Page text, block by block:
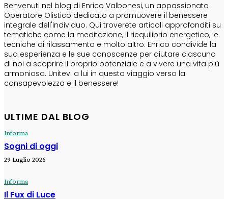
Benvenuti nel blog di Enrico Valbonesi, un appassionato
Operatore Olistico dedicato a promuovere il benessere
integrale dell'individuo. Qui troverete articoli approfonditi su
tematiche come la meditazione, il riequilibrio energetico, le
tecniche di rilassamento e molto altro. Enrico condivide la
sua esperienza e le sue conoscenze per aiutare ciascuno
di noi a scoprire il proprio potenziale e a vivere una vita più
armoniosa. Unitevi a lui in questo viaggio verso la
consapevolezza e il benessere!
ULTIME DAL BLOG
Informa
Sogni di oggi
29 Luglio 2026
Informa
Il Fux di Luce